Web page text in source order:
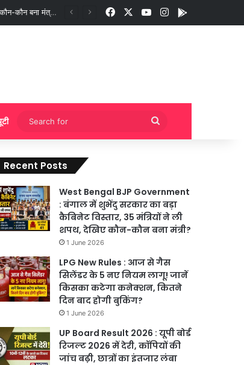
FacebookYouTubeInstagram
Search
for
Recent Posts
West Bengal BJP Government
: बंगाल में शुभेंदु सरकार का बड़ा
कैबिनेट विस्तार, 35 मंत्रियों ने ली
शपथ, देखिए कौन-कौन बना मंत्री?
1 June 2026
LPG New Rules : आज से गैस
सिलेंडर के 5 नए नियम लागू! जानें
किसका कटेगा कनेक्शन, कितने
दिन बाद होगी बुकिंग?
1 June 2026
UP Board Result 2026 : यूपी बोर्ड
रिजल्ट 2026 में देरी, कॉपियों की
जांच बढ़ी, छात्रों का इंतजार लंबा